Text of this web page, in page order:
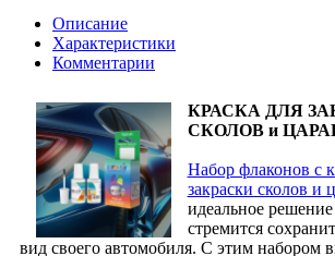
Описание
Характеристики
Комментарии
КРАСКА ДЛЯ
СКОЛОВ и
Набор флаконов с
закраски сколов и
идеальное решение
стремится
вид своего автомобиля. С этим набором